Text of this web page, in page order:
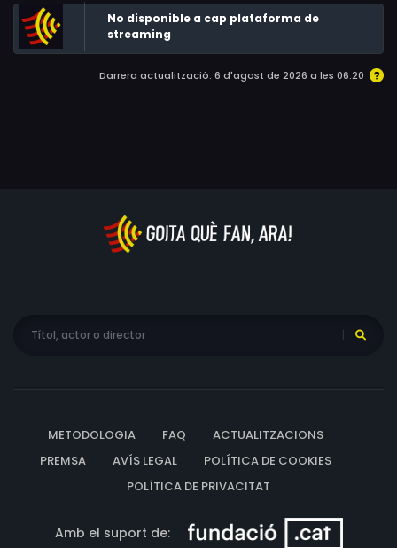
l’Elsie, ha de bregar amb diversos treballs de professora
adjunta.
No disponible a cap plataforma de
streaming
Darrera actualització: 6 d'agost de 2026 a les 06:20
METODOLOGIA FAQ
ACTUALITZACIONS
PREMSA
AVÍS LEGAL
POLÍTICA DE COOKIES
POLÍTICA DE PRIVACITAT
Amb el suport de: